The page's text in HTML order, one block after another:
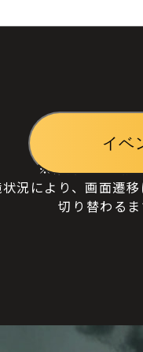
※確認画面を挟
況により、画面遷
切り替わる